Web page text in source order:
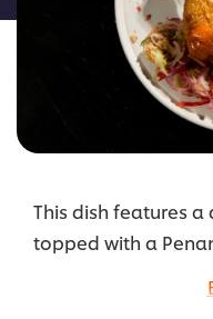
This dish features
topped with a
or when you want